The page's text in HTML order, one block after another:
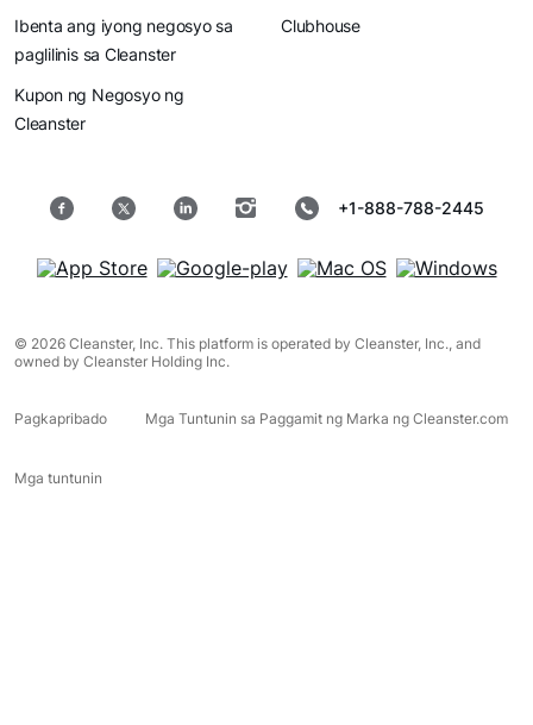
Ibenta ang iyong negosyo sa
paglilinis sa Cleanster
Kupon ng Negosyo ng
Cleanster
Clubhouse
+1-888-788-2445
© 2026 Cleanster, Inc. This platform is operated by Cleanster, Inc., and
owned by Cleanster Holding Inc.
Pagkapribado Mga Tuntunin sa Paggamit ng Marka ng Cleanster.com
Mga tuntunin